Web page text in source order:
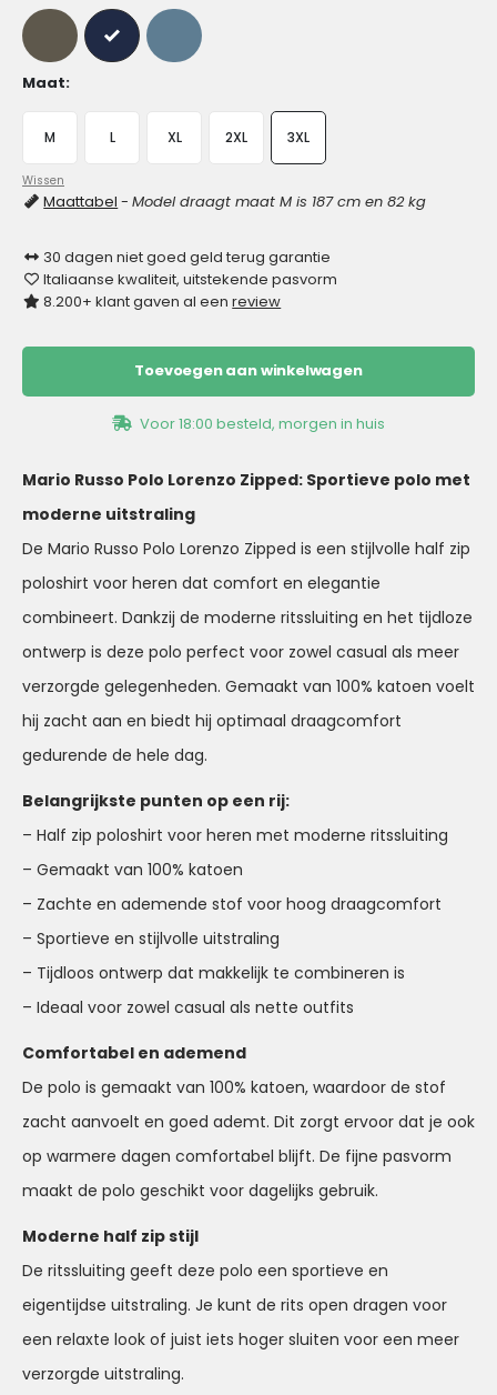
Maat
M L XL 2XL 3XL
Wissen
Maattabel -Model draagt maat M is 187 cm en 82 kg
30 dagen niet goed geld terug garantie
Italiaanse kwaliteit, uitstekende pasvorm
8.200+ klant gaven al eenreview
Toevoegen aan winkelwagen
Voor 18:00 besteld, morgen in huis
Mario Russo Polo Lorenzo Zipped: Sportieve polo met
moderne uitstraling
De Mario Russo Polo Lorenzo Zipped is een stijlvolle half zip
poloshirt voor heren dat comfort en elegantie
combineert. Dankzij de moderne ritssluiting en het tijdloze
ontwerp is deze polo perfect voor zowel casual als meer
verzorgde gelegenheden. Gemaakt van 100% katoen voelt
hij zacht aan en biedt hij optimaal draagcomfort
gedurende de hele dag.
Belangrijkste punten op een rij:
– Half zip poloshirt voor heren met moderne ritssluiting
– Gemaakt van 100% katoen
– Zachte en ademende stof voor hoog draagcomfort
– Sportieve en stijlvolle uitstraling
– Tijdloos ontwerp dat makkelijk te combineren is
– Ideaal voor zowel casual als nette outfits
Comfortabel en ademend
De polo is gemaakt van 100% katoen, waardoor de stof
zacht aanvoelt en goed ademt. Dit zorgt ervoor dat je ook
op warmere dagen comfortabel blijft. De fijne pasvorm
maakt de polo geschikt voor dagelijks gebruik.
Moderne half zip stijl
De ritssluiting geeft deze polo een sportieve en
eigentijdse uitstraling. Je kunt de rits open dragen voor
een relaxte look of juist iets hoger sluiten voor een meer
verzorgde uitstraling.